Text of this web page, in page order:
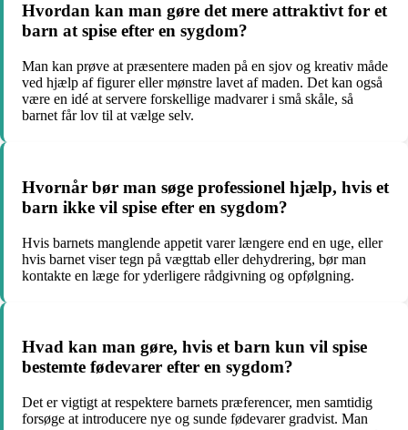
Hvordan kan man gøre det mere attraktivt for et
barn at spise efter en sygdom?
Man kan prøve at præsentere maden på en sjov og kreativ måde
ved hjælp af figurer eller mønstre lavet af maden. Det kan også
være en idé at servere forskellige madvarer i små skåle, så
barnet får lov til at vælge selv.
Hvornår bør man søge professionel hjælp, hvis et
barn ikke vil spise efter en sygdom?
Hvis barnets manglende appetit varer længere end en uge, eller
hvis barnet viser tegn på vægttab eller dehydrering, bør man
kontakte en læge for yderligere rådgivning og opfølgning.
Hvad kan man gøre, hvis et barn kun vil spise
bestemte fødevarer efter en sygdom?
Det er vigtigt at respektere barnets præferencer, men samtidig
forsøge at introducere nye og sunde fødevarer gradvist. Man